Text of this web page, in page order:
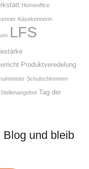
Homeoffice
Käsekennerin
LFS
Produktveredelung
Schulschirennen
Stellenangebot Tag der
und bleib